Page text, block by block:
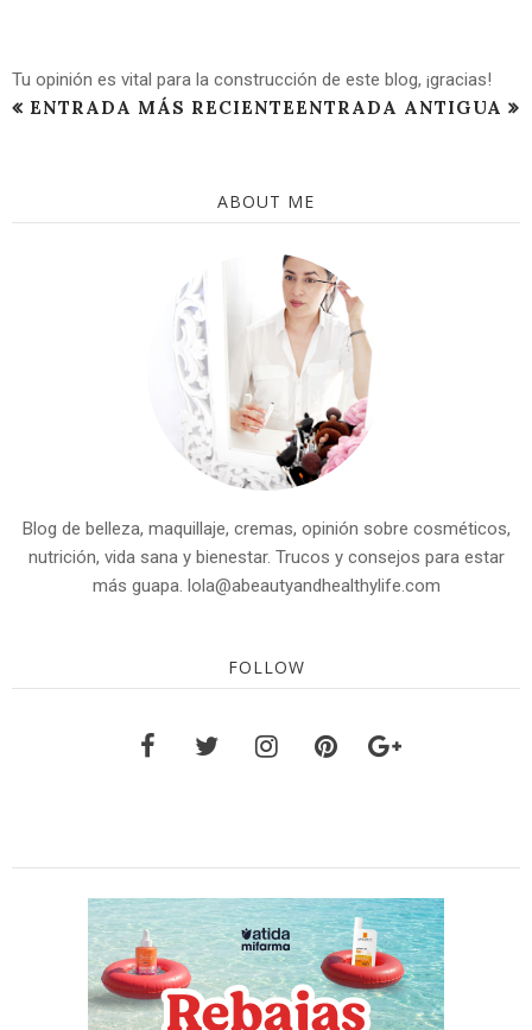
Tu opinión es vital para la construcción de este blog, ¡gracias!
ENTRADA MÁS RECIENTEENTRADA ANTIGUA
ABOUT ME
Blog de belleza, maquillaje, cremas, opinión sobre cosméticos,
nutrición, vida sana y bienestar. Trucos y consejos para estar
más guapa. lola@abeautyandhealthylife.com
FOLLOW